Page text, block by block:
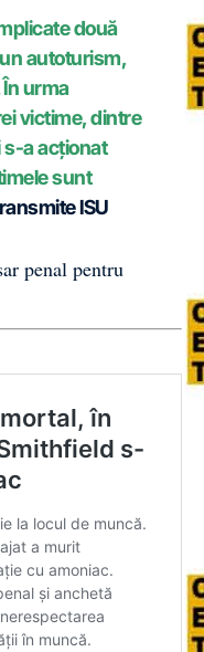
două
autoturism,
urma
victime, dintre
s-a acționat
sunt
ISU
penal pentru